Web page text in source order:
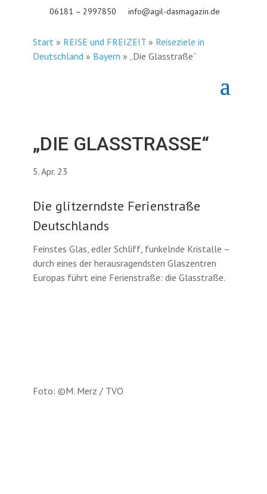
06181 – 2997850 info@agil-dasmagazin.de
Start» REISE und FREIZEIT» Reiseziele in
Deutschland» Bayern » „Die Glasstraße“
„DIE GLASSTRASSE“
5. Apr. 23
Die glitzerndste Ferienstraße
Deutschlands
Feinstes Glas, edler Schliff, funkelnde Kristalle –
durch eines der herausragendsten Glaszentren
Europas führt eine Ferienstraße: die Glasstraße.
Foto: ©M. Merz / TVO